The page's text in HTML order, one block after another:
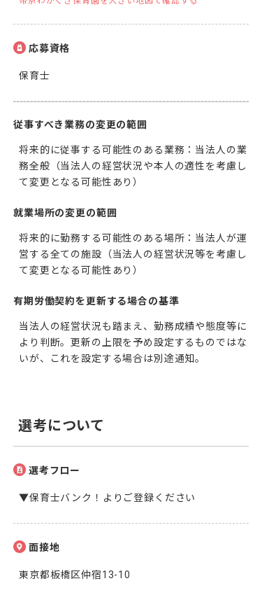
応募資格
保育士
従事すべき業務の変更の範囲
将来的に従事する可能性のある業務：当法人の業
務全般（当法人の経営状況や本人の適性を考慮し
て変更となる可能性あり）
就業場所の変更の範囲
将来的に勤務する可能性のある場所：当法人が運
営する全ての施設（当法人の経営状況等を考慮し
て変更となる可能性あり）
有期労働契約を更新する場合の基準
当法人の経営状況も踏まえ、勤務成績や態度等に
より判断。更新の上限を予め設定するものではな
いが、これを設定する場合は別途通知。
選考について
選考フロー
▼保育士バンク！よりご登録ください
面接地
東京都板橋区仲宿13-10